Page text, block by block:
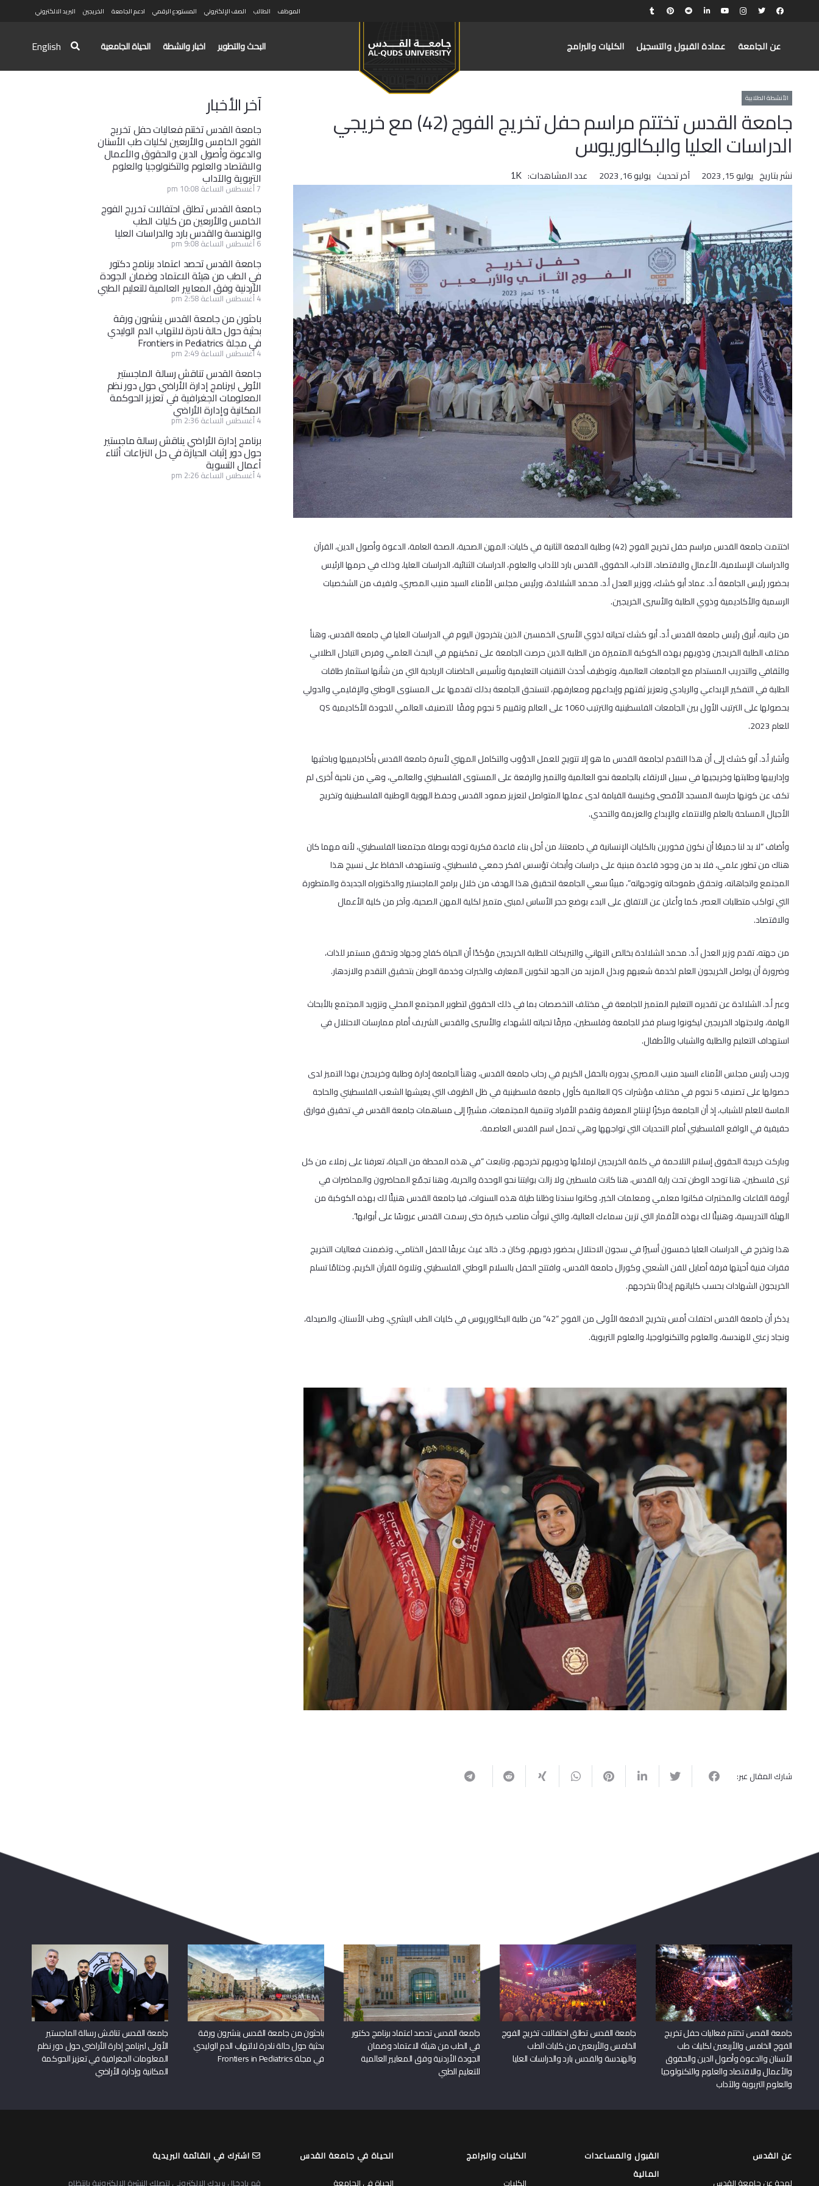
الموظف الطالب الصف الإلكتروني المستودع الرقمي ادعم الجامعة الخريجين البريد الالكتروني
عن الجامعة عمادة القبول والتسجيل الكليات والبرامج البحث والتطوير اخبار وانشطة الحياة الجامعية English
الأنشطة الطلابية
جامعة القدس تختتم مراسم حفل تخريج الفوج (42) مع خريجي
الدراسات العليا والبكالوريوس
نشر بتاريخ يوليو 15, 2023 آخر تحديث يوليو 16, 2023 عدد المشاهدات: 1K
اختتمت جامعة القدس مراسم حفل تخريج الفوج (42) وطلبة الدفعة الثانية في كليات: المهن الصحية، الصحة العامة، الدعوة وأصول الدين، القرآن
والدراسات الإسلامية، الأعمال والاقتصاد، الآداب، الحقوق، القدس بارد للآداب والعلوم، الدراسات الثنائية، الدراسات العليا، وذلك في حرمها الرئيس
بحضور رئيس الجامعة أ.د. عماد أبو كشك، ووزير العدل أ.د. محمد الشلالدة، ورئيس مجلس الأمناء السيد منيب المصري، ولفيف من الشخصيات
الرسمية والأكاديمية وذوي الطلبة والأسرى الخريجين.
من جانبه، أبرق رئيس جامعة القدس أ.د. أبو كشك تحياته لذوي الأسرى الخمسين الذين يتخرجون اليوم في الدراسات العليا في جامعة القدس، وهنأ
مختلف الطلبة الخريجين وذويهم بهذه الكوكبة المتميزة من الطلبة الذين حرصت الجامعة على تمكينهم في البحث العلمي وفرص التبادل الطلابي
والثقافي والتدريب المستدام مع الجامعات العالمية، وتوظيف أحدث التقنيات التعليمية وتأسيس الحاضنات الريادية التي من شأنها استثمار طاقات
الطلبة في التفكير الإبداعي والريادي وتعزيز ثقتهم وإبداعهم ومعارفهم، لتستحق الجامعة بذلك تقدمها على المستوى الوطني والإقليمي والدولي
بحصولها على الترتيب الأول بين الجامعات الفلسطينية والترتيب 1060 على العالم وتقييم 5 نجوم وفقًا للتصنيف العالمي للجودة الأكاديمية QS
للعام 2023.
وأشار أ.د. أبو كشك إلى أن هذا التقدم لجامعة القدس ما هو إلا تتويج للعمل الدؤوب والتكامل المهني لأسرة جامعة القدس بأكاديمييها وباحثيها
وإدارييها وطلبتها وخريجيها في سبيل الارتقاء بالجامعة نحو العالمية والتميز والرفعة على المستوى الفلسطيني والعالمي، وهي من ناحية أخرى لم
تكف عن كونها حارسة المسجد الأقصى وكنيسة القيامة لدى عملها المتواصل لتعزيز صمود القدس وحفظ الهوية الوطنية الفلسطينية وتخريج
الأجيال المسلحة بالعلم والانتماء والإبداع والعزيمة والتحدي.
وأضاف “لا بد لنا جميعًا أن نكون فخورين بالكليات الإنسانية في جامعتنا، من أجل بناء قاعدة فكرية توجه بوصلة مجتمعنا الفلسطيني، لأنه مهما كان
هناك من تطور علمي، فلا بد من وجود قاعدة مبنية على دراسات وأبحاث تؤسس لفكر جمعي فلسطيني، وتستهدف الحفاظ على نسيج هذا
المجتمع واتجاهاته، وتحقق طموحاته وتوجهاته”، مبينًا سعي الجامعة لتحقيق هذا الهدف من خلال برامج الماجستير والدكتوراه الجديدة والمتطورة
التي تواكب متطلبات العصر، كما وأعلن عن الاتفاق على البدء بوضع حجر الأساس لمبنى متميز لكلية المهن الصحية، وآخر من كلية الأعمال
والاقتصاد.
من جهته، تقدم وزير العدل أ.د. محمد الشلالدة بخالص التهاني والتبريكات للطلبة الخريجين مؤكدًا أن الحياة كفاح وجهاد وتحقق مستمر للذات،
وضرورة أن يواصل الخريجون العلم لخدمة شعبهم وبذل المزيد من الجهد لتكوين المعارف والخبرات وخدمة الوطن بتحقيق التقدم والازدهار.
وعبر أ.د. الشلالدة عن تقديره التعليم المتميز للجامعة في مختلف التخصصات بما في ذلك الحقوق لتطوير المجتمع المحلي وتزويد المجتمع بالأبحاث
الهامة، ولاجتهاد الخريجين ليكونوا وسام فخر للجامعة وفلسطين، مبرقًا تحياته للشهداء والأسرى والقدس الشريف أمام ممارسات الاحتلال في
استهداف التعليم والطلبة والشباب والأطفال.
ورحب رئيس مجلس الأمناء السيد منيب المصري بدوره بالحفل الكريم في رحاب جامعة القدس، وهنأ الجامعة إدارة وطلبة وخريجين بهذا التميز لدى
حصولها على تصنيف 5 نجوم في مختلف مؤشرات QS العالمية كأول جامعة فلسطينية في ظل الظروف التي يعيشها الشعب الفلسطيني والحاجة
الماسة للعلم للشباب، إذ أن الجامعة مركزًا لإنتاج المعرفة وتقدم الأفراد وتنمية المجتمعات، مشيرًا إلى مساهمات جامعة القدس في تحقيق فوارق
حقيقية في الواقع الفلسطيني أمام التحديات التي تواجهها وهي تحمل اسم القدس العاصمة.
وباركت خريجة الحقوق إسلام التلاحمة في كلمة الخريجين لزملائها وذويهم تخرجهم، وتابعت “في هذه المحطة من الحياة، تعرفنا على زملاء من كل
ثرى فلسطين، هنا توحد الوطن تحت راية القدس، هنا كانت فلسطين ولا زالت بوابتنا نحو الوحدة والحرية، وهنا تجمّع المحاضرون والمحاضرات في
أروقة القاعات والمختبرات فكانوا معلمي ومعلمات الخير، وكانوا سندنا وظلنا طيلة هذه السنوات، فيا جامعة القدس هنيئًا لك بهذه الكوكبة من
الهيئة التدريسية، وهنيئًا لك بهذه الأقمار التي تزين سماءك العالية، والتي تبوأت مناصب كبيرة حتى رسمت القدس عروسًا على أبوابها”.
هذا وتخرج في الدراسات العليا خمسون أسيرًا في سجون الاحتلال بحضور ذويهم، وكان د. خالد غيث عريفًا للحفل الختامي، وتضمنت فعاليات التخريج
فقرات فنية أحيتها فرقة أصايل للفن الشعبي وكورال جامعة القدس، وافتتح الحفل بالسلام الوطني الفلسطيني وتلاوة للقرآن الكريم، وختامًا تسلم
الخريجون الشهادات بحسب كلياتهم إيذانًا بتخرجهم.
يذكر أن جامعة القدس احتفلت أمس بتخريج الدفعة الأولى من الفوج “42” من طلبة البكالوريوس في كليات الطب البشري، وطب الأسنان، والصيدلة،
ونجاد زعني للهندسة، والعلوم والتكنولوجيا، والعلوم التربوية.
شارك المقال عبر:
آخر الأخبار
جامعة القدس تختتم فعاليات حفل تخريج
الفوج الخامس والأربعين لكليات طب الأسنان
والدعوة وأصول الدين والحقوق والأعمال
والاقتصاد والعلوم والتكنولوجيا والعلوم
التربوية والآداب
7 أغسطس الساعة 10:08 pm
جامعة القدس تطلق احتفالات تخريج الفوج
الخامس والأربعين من كليات الطب
والهندسة والقدس بارد والدراسات العليا
6 أغسطس الساعة 9:08 pm
جامعة القدس تحصد اعتماد برنامج دكتور
في الطب من هيئة الاعتماد وضمان الجودة
الأردنية وفق المعايير العالمية للتعليم الطبي
4 أغسطس الساعة 2:58 pm
باحثون من جامعة القدس ينشرون ورقة
بحثية حول حالة نادرة لالتهاب الدم الوليدي
في مجلة Frontiers in Pediatrics
4 أغسطس الساعة 2:49 pm
جامعة القدس تناقش رسالة الماجستير
الأولى لبرنامج إدارة الأراضي حول دور نظم
المعلومات الجغرافية في تعزيز الحوكمة
المكانية وإدارة الأراضي
4 أغسطس الساعة 2:36 pm
برنامج إدارة الأراضي يناقش رسالة ماجستير
حول دور إثبات الحيازة في حل النزاعات أثناء
أعمال التسوية
4 أغسطس الساعة 2:26 pm
جامعة القدس تختتم فعاليات حفل تخريج
الفوج الخامس والأربعين لكليات طب
الأسنان والدعوة وأصول الدين والحقوق
والأعمال والاقتصاد والعلوم والتكنولوجيا
والعلوم التربوية والآداب
جامعة القدس تطلق احتفالات تخريج الفوج
الخامس والأربعين من كليات الطب
والهندسة والقدس بارد والدراسات العليا
جامعة القدس تحصد اعتماد برنامج دكتور
في الطب من هيئة الاعتماد وضمان
الجودة الأردنية وفق المعايير العالمية
للتعليم الطبي
باحثون من جامعة القدس ينشرون ورقة
بحثية حول حالة نادرة لالتهاب الدم الوليدي
في مجلة Frontiers in Pediatrics
جامعة القدس تناقش رسالة الماجستير
الأولى لبرنامج إدارة الأراضي حول دور نظم
المعلومات الجغرافية في تعزيز الحوكمة
المكانية وإدارة الأراضي
عن القدس
القبول والمساعدات
المالية
الكليات والبرامج
الحياة في جامعة القدس
اشترك في القائمة البريدية